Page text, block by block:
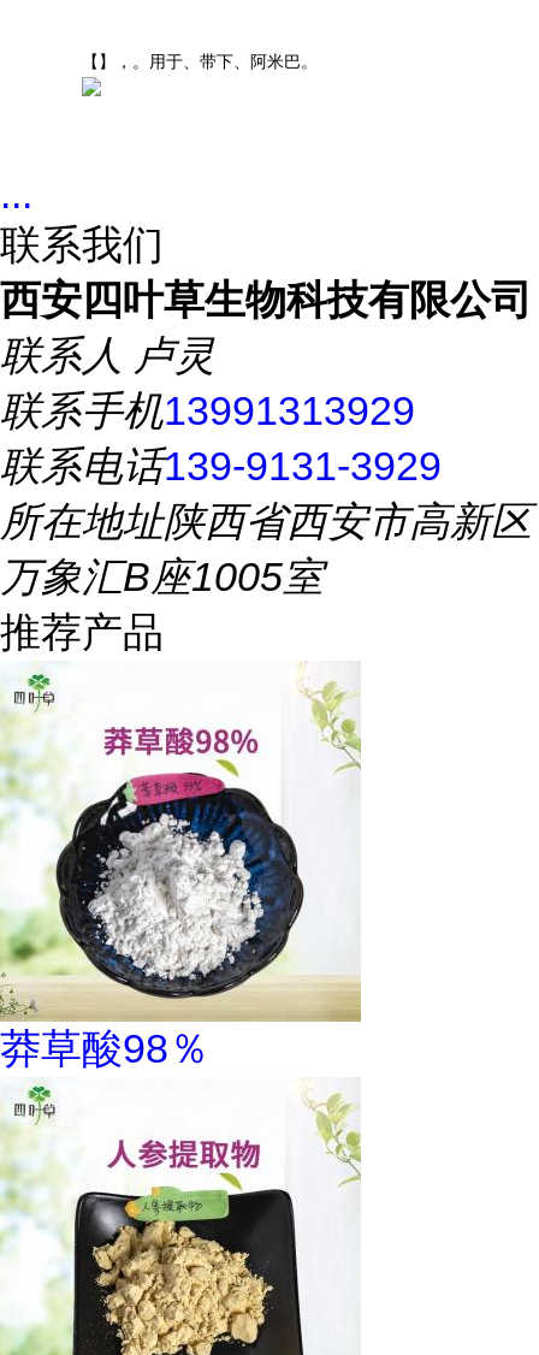
【】，。用于、带下、阿米巴。
...
联系我们
西安四叶草生物科技有限公司
联系人 卢灵
联系手机13991313929
联系电话139-9131-3929
所在地址陕西省西安市高新区
万象汇B座1005室
推荐产品
莽草酸98％